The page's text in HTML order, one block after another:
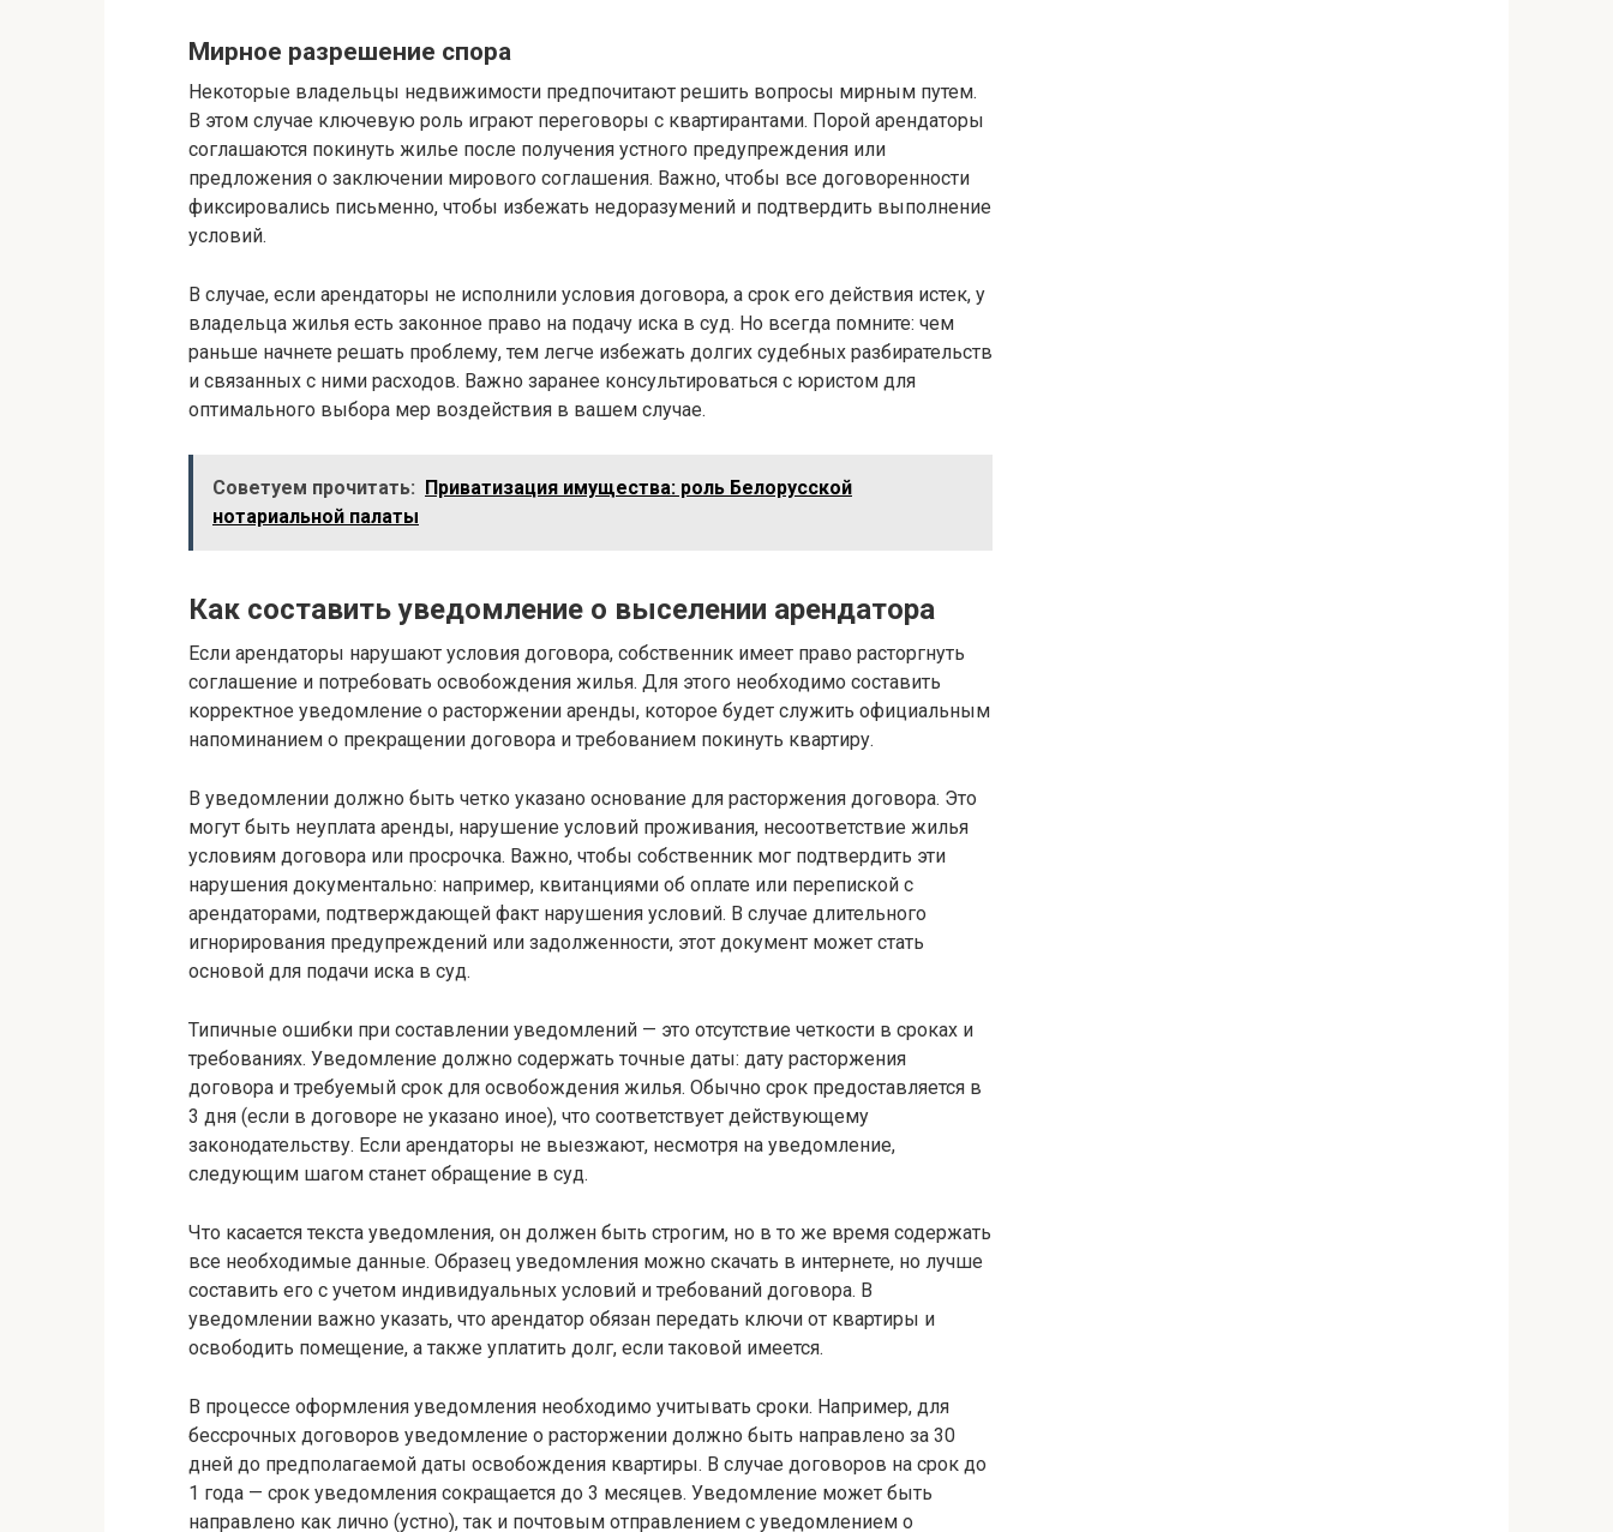
Мирное разрешение спора
Некоторые владельцы недвижимости предпочитают решить вопросы мирным путем.
В этом случае ключевую роль играют переговоры с квартирантами. Порой арендаторы
соглашаются покинуть жилье после получения устного предупреждения или
предложения о заключении мирового соглашения. Важно, чтобы все договоренности
фиксировались письменно, чтобы избежать недоразумений и подтвердить выполнение
условий.
В случае, если арендаторы не исполнили условия договора, а срок его действия истек, у
владельца жилья есть законное право на подачу иска в суд. Но всегда помните: чем
раньше начнете решать проблему, тем легче избежать долгих судебных разбирательств
и связанных с ними расходов. Важно заранее консультироваться с юристом для
оптимального выбора мер воздействия в вашем случае.
Советуем прочитать: Приватизация имущества: роль Белорусской
нотариальной палаты
Как составить уведомление о выселении арендатора
Если арендаторы нарушают условия договора, собственник имеет право расторгнуть
соглашение и потребовать освобождения жилья. Для этого необходимо составить
корректное уведомление о расторжении аренды, которое будет служить официальным
напоминанием о прекращении договора и требованием покинуть квартиру.
В уведомлении должно быть четко указано основание для расторжения договора. Это
могут быть неуплата аренды, нарушение условий проживания, несоответствие жилья
условиям договора или просрочка. Важно, чтобы собственник мог подтвердить эти
нарушения документально: например, квитанциями об оплате или перепиской с
арендаторами, подтверждающей факт нарушения условий. В случае длительного
игнорирования предупреждений или задолженности, этот документ может стать
основой для подачи иска в суд.
Типичные ошибки при составлении уведомлений — это отсутствие четкости в сроках и
требованиях. Уведомление должно содержать точные даты: дату расторжения
договора и требуемый срок для освобождения жилья. Обычно срок предоставляется в
3 дня (если в договоре не указано иное), что соответствует действующему
законодательству. Если арендаторы не выезжают, несмотря на уведомление,
следующим шагом станет обращение в суд.
Что касается текста уведомления, он должен быть строгим, но в то же время содержать
все необходимые данные. Образец уведомления можно скачать в интернете, но лучше
составить его с учетом индивидуальных условий и требований договора. В
уведомлении важно указать, что арендатор обязан передать ключи от квартиры и
освободить помещение, а также уплатить долг, если таковой имеется.
В процессе оформления уведомления необходимо учитывать сроки. Например, для
бессрочных договоров уведомление о расторжении должно быть направлено за 30
дней до предполагаемой даты освобождения квартиры. В случае договоров на срок до
1 года — срок уведомления сокращается до 3 месяцев. Уведомление может быть
направлено как лично (устно), так и почтовым отправлением с уведомлением о